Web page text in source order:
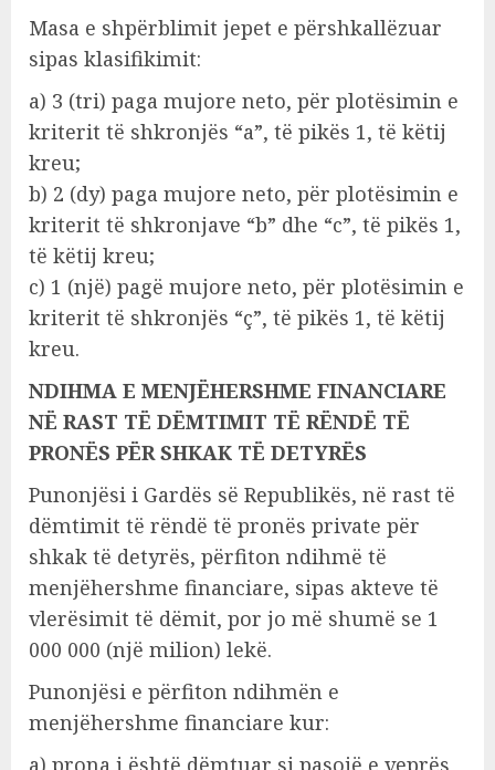
Masa e shpërblimit jepet e përshkallëzuar
sipas klasifikimit:
a) 3 (tri) paga mujore neto, për plotësimin e
kriterit të shkronjës “a”, të pikës 1, të këtij
kreu;
b) 2 (dy) paga mujore neto, për plotësimin e
kriterit të shkronjave “b” dhe “c”, të pikës 1,
të këtij kreu;
c) 1 (një) pagë mujore neto, për plotësimin e
kriterit të shkronjës “ç”, të pikës 1, të këtij
kreu.
NDIHMA E MENJËHERSHME FINANCIARE
NË RAST TË DËMTIMIT TË RËNDË TË
PRONËS PËR SHKAK TË DETYRËS
Punonjësi i Gardës së Republikës, në rast të
dëmtimit të rëndë të pronës private për
shkak të detyrës, përfiton ndihmë të
menjëhershme financiare, sipas akteve të
vlerësimit të dëmit, por jo më shumë se 1
000 000 (një milion) lekë.
Punonjësi e përfiton ndihmën e
menjëhershme financiare kur:
a) prona i është dëmtuar si pasojë e veprës